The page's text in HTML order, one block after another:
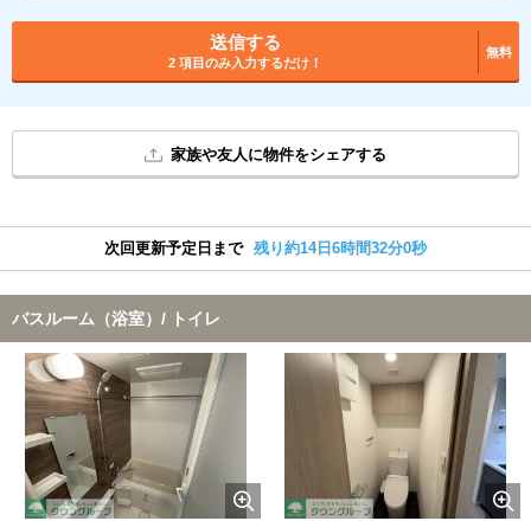
送信する
2 項目のみ入力するだけ！
無料
家族や友人に物件をシェアする
次回更新予定日まで 残り約14日6時間31分59秒
バスルーム（浴室）/ トイレ